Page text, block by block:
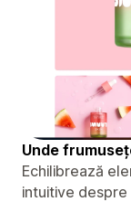
Unde
Echilibrează
intuitive